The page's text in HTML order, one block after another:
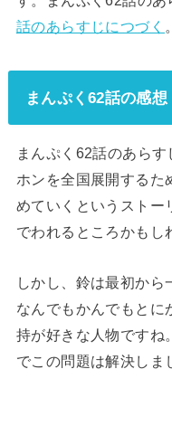
話のあらすじにつづく 。
まんぷく62話の感想
まんぷく62話のあら
ホンを全国展開するた
めていくというストー
でわれるところかもし
しかし、鈴は最初から
なんでもかんでもとに
持が好きな人物ですね
でこの問題は解決しま